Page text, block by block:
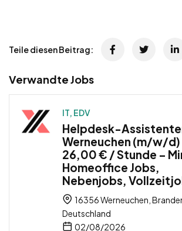
Teile diesen Beitrag:
Verwandte Jobs
IT, EDV
Helpdesk-
Werneuchen (m/w/d)
26,00 € / Stunde –
Homeoffice Jobs,
Nebenjobs,
16356 Werneuchen,
Deutschland
02/08/2026